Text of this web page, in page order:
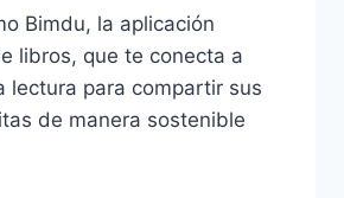
Bimdu, la aplicación
libros, que te conecta a
lectura para compartir sus
de manera sostenible